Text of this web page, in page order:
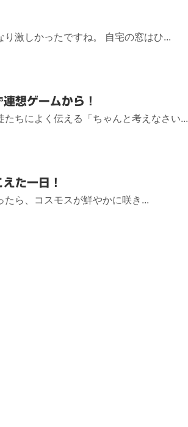
り激しかったですね。 自宅の窓はひ...
想ゲームから！
たちによく伝える「ちゃんと考えなさい...
た一日！
ら、コスモスが鮮やかに咲き...